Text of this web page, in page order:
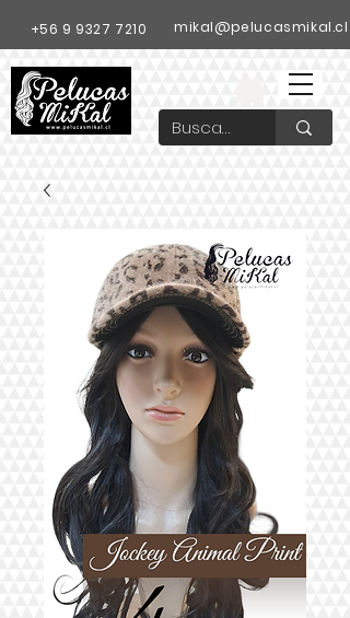
+56 9 9327 7210 mikal@pelucasmikal.cl